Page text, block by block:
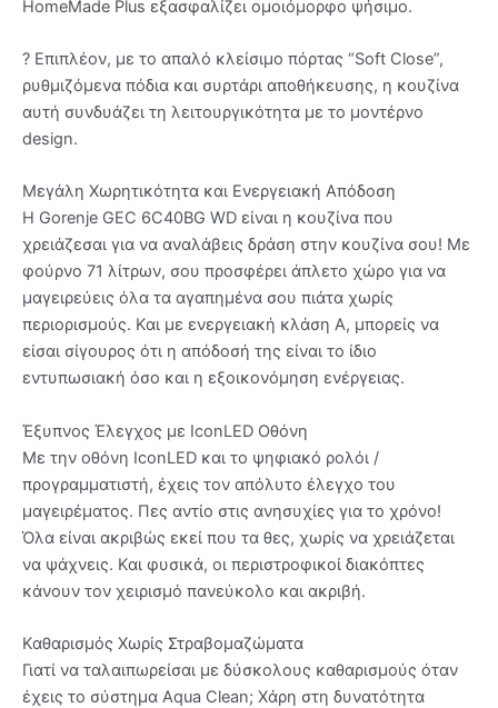
HomeMade Plus εξασφαλίζει ομοιόμορφο ψήσιμο.
? Επιπλέον, με το απαλό κλείσιμο πόρτας “Soft Close”,
ρυθμιζόμενα πόδια και συρτάρι αποθήκευσης, η κουζίνα
αυτή συνδυάζει τη λειτουργικότητα με το μοντέρνο
design.
Μεγάλη Χωρητικότητα και Ενεργειακή Απόδοση
Η Gorenje GEC 6C40BG WD είναι η κουζίνα που
χρειάζεσαι για να αναλάβεις δράση στην κουζίνα σου! Με
φούρνο 71 λίτρων, σου προσφέρει άπλετο χώρο για να
μαγειρεύεις όλα τα αγαπημένα σου πιάτα χωρίς
περιορισμούς. Και με ενεργειακή κλάση A, μπορείς να
είσαι σίγουρος ότι η απόδοσή της είναι το ίδιο
εντυπωσιακή όσο και η εξοικονόμηση ενέργειας.
Έξυπνος Έλεγχος με IconLED Οθόνη
Με την οθόνη IconLED και το ψηφιακό ρολόι /
προγραμματιστή, έχεις τον απόλυτο έλεγχο του
μαγειρέματος. Πες αντίο στις ανησυχίες για το χρόνο!
Όλα είναι ακριβώς εκεί που τα θες, χωρίς να χρειάζεται
να ψάχνεις. Και φυσικά, οι περιστροφικοί διακόπτες
κάνουν τον χειρισμό πανεύκολο και ακριβή.
Καθαρισμός Χωρίς Στραβομαζώματα
Γιατί να ταλαιπωρείσαι με δύσκολους καθαρισμούς όταν
έχεις το σύστημα Aqua Clean; Χάρη στη δυνατότητα